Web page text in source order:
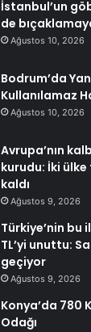
İstanbul’un
de
Ağustos 10, 2026
Bodrum’da
Kullanılamaz
Ağustos 10, 2026
Avrupa’nın
kurudu: İki
kaldı
Ağustos 9, 2026
Türkiye’nin
TL’yi unuttu:
geçiyor
Ağustos 9, 2026
Konya’da 780
Odağı